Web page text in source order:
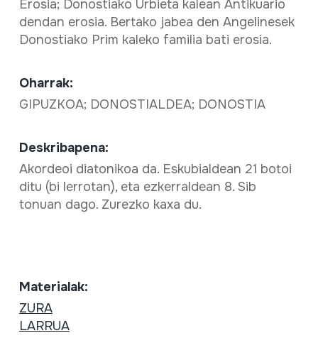
Erosia; Donostiako Urbieta kalean Antikuario
dendan erosia. Bertako jabea den Angelinesek
Donostiako Prim kaleko familia bati erosia.
Oharrak:
GIPUZKOA; DONOSTIALDEA; DONOSTIA
Deskribapena:
Akordeoi diatonikoa da. Eskubialdean 21 botoi
ditu (bi lerrotan), eta ezkerraldean 8. Sib
tonuan dago. Zurezko kaxa du.
Materialak:
ZURA
LARRUA